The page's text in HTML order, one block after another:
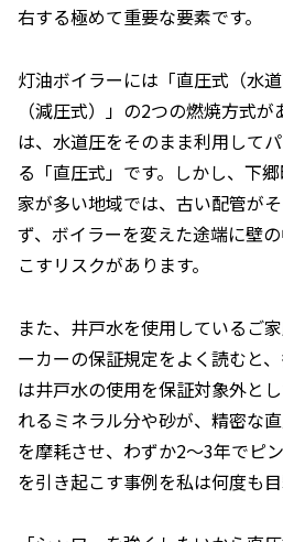
右する極めて重要な要素です。
灯油ボイラーには「直圧式（水
（減圧式）」の2つの燃焼方式
は、水道圧をそのまま利用して
る「直圧式」です。しかし、下
家が多い地域では、古い配管が
ず、ボイラーを変えた途端に壁
こすリスクがあります。
また、井戸水を使用しているご
ーカーの保証規定をよく読むと
は井戸水の使用を保証対象外と
れるミネラル分や砂が、精密な
を摩耗させ、わずか2〜3年でピ
を引き起こす事例を私は何度も目